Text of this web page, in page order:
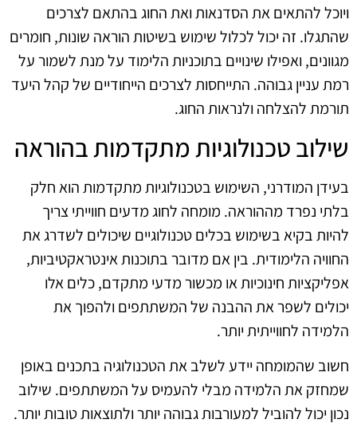
ויוכל להתאים את הסדנאות ואת החוג בהתאם לצרכים
שהתגלו. זה יכול לכלול שימוש בשיטות הוראה שונות, חומרים
מגוונים, ואפילו שינויים בתוכניות הלימוד על מנת לשמור על
רמת עניין גבוהה. התייחסות לצרכים הייחודיים של קהל היעד
תורמת להצלחה ולנראות החוג.
שילוב טכנולוגיות מתקדמות בהוראה
בעידן המודרני, השימוש בטכנולוגיות מתקדמות הוא חלק
בלתי נפרד מההוראה. מומחה לחוג מדעים חווייתי צריך
להיות בקיא בשימוש בכלים טכנולוגיים שיכולים לשדרג את
החוויה הלימודית. בין אם מדובר בתוכנות אינטראקטיביות,
אפליקציות חינוכיות או מכשור מדעי מתקדם, כלים אלו
יכולים לשפר את ההבנה של המשתתפים ולהפוך את
הלמידה לחווייתית יותר.
חשוב שהמומחה יידע לשלב את הטכנולוגיה בתכנים באופן
שמחזק את הלמידה מבלי להעמיס על המשתתפים. שילוב
נכון יכול להוביל למעורבות גבוהה יותר ולתוצאות טובות יותר.